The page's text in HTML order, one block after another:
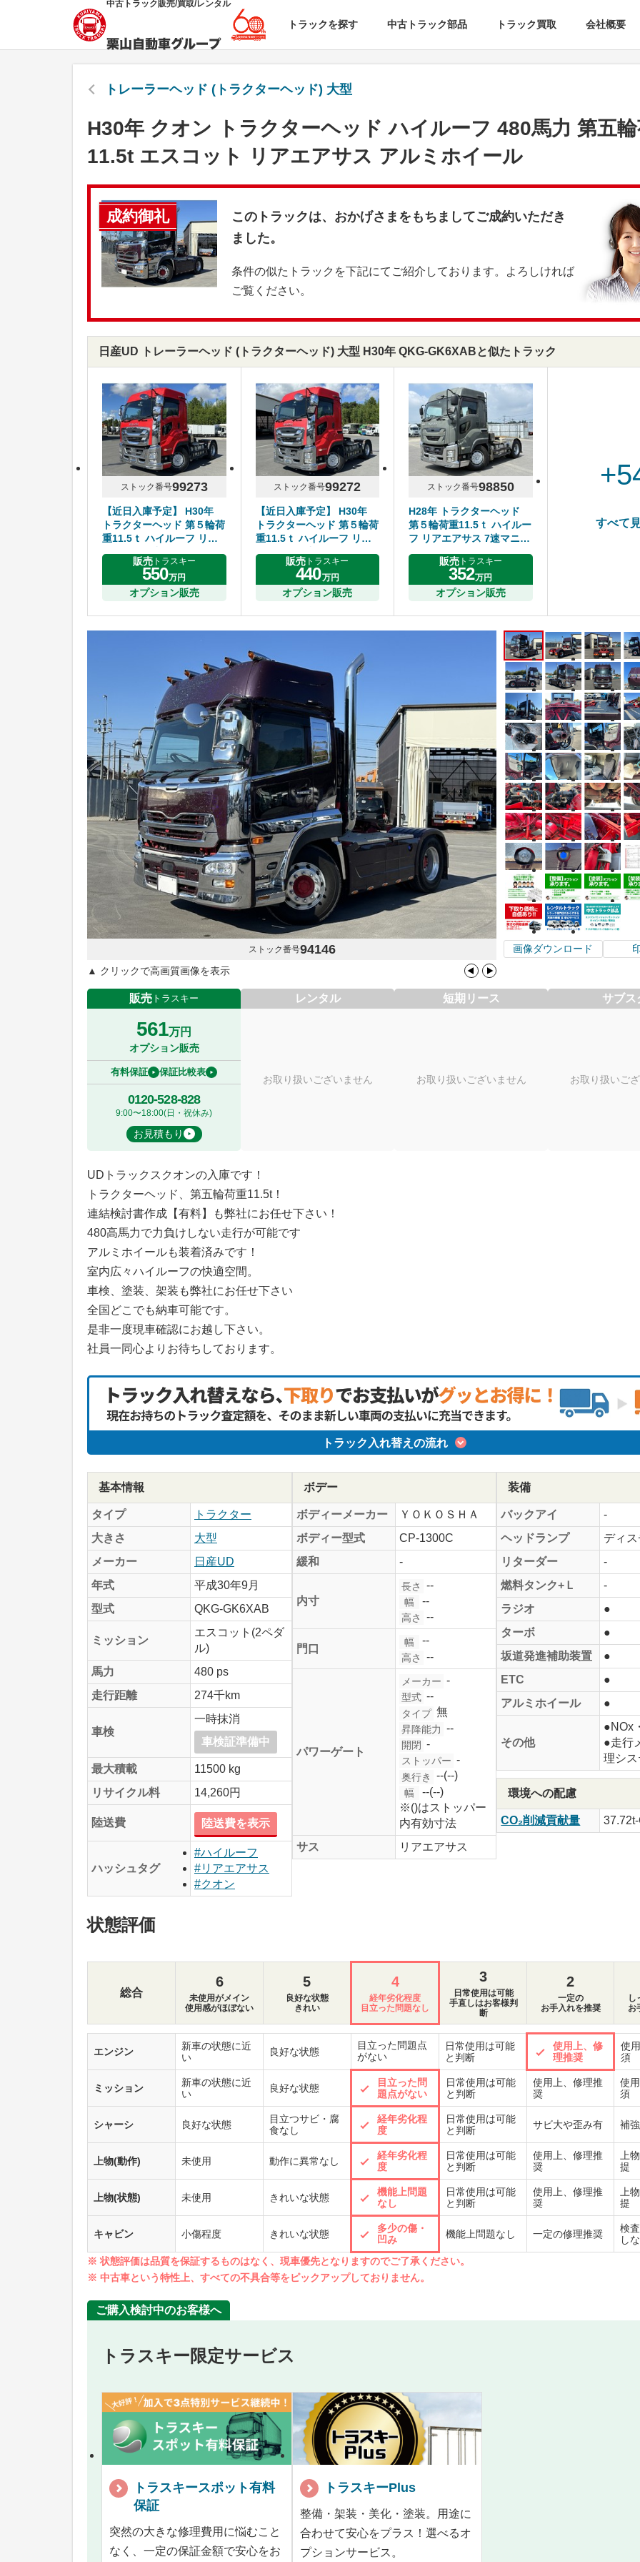
中古トラック販売/買取/レンタル
トラックを探す 中古トラック部品 トラック買取 会社概要
トレーラーヘッド (トラクターヘッド) 大型
H30年 クオン トラクターヘッド ハイルーフ 480馬力 第五
11.5t エスコット リアエアサス アルミホイール
成約御礼
このトラックは、おかげさまをもちましてご成約いただき
ました。
条件の似たトラックを下記にてご紹介しております。よろしければ
ご覧ください。
日産UD トレーラーヘッド (トラクターヘッド) 大型 H30年 QKG-GK6XABと似たトラック
ストック番号99273
【近日入庫予定】 H30年
トラクターヘッド 第５輪荷
重11.5ｔ ハイルーフ リア
エアサス 7速マニュアル い
すゞギガ販売トラスキー
550万円
オプション販売
ストック番号99272
【近日入庫予定】 H30年
トラクターヘッド 第５輪荷
重11.5ｔ ハイルーフ リア
エアサス 7速マニュアル い
すゞギガ販売 トラスキー
440万円
オプション販売
ストック番号98850
H28年 トラクターヘッド
第５輪荷重11.5ｔ ハイルー
フ リアエアサス 7速マニュ
アル いすゞギガ
販売トラスキー
352万円
オプション販売
すべて
ストック番号94146
▲ クリックで高画質画像を表示
画像ダウンロード
販売 トラスキー
561万円
オプション販売
有料保証 保証比較表
0120-528-828
9:00〜18:00(日・祝休み)
お見積もり
レンタル
お取り扱いございません
短期リース
お取り扱いございません
サブス
お取り扱いご
UDトラックスクオンの入庫です！
トラクターヘッド、第五輪荷重11.5t！
連結検討書作成【有料】も弊社にお任せ下さい！
480高馬力で力負けしない走行が可能です
アルミホイールも装着済みです！
室内広々ハイルーフの快適空間。
車検、塗装、架装も弊社にお任せ下さい
全国どこでも納車可能です。
是非一度現車確認にお越し下さい。
社員一同心よりお待ちしております。
トラック入れ替えの流れ
基本情報
タイプ
トラクター
大きさ
大型
メーカー
日産UD
年式
平成30年9月
型式
QKG-GK6XAB
ミッション
エスコット(2ペダ
ル)
馬力
480 ps
走行距離
274千km
車検
一時抹消
車検証準備中
最大積載
11500 kg
リサイクル料
14,260円
陸送費 陸送費を表示
ハッシュタグ
#ハイルーフ
#リアエアサス
#クオン
ボデー
ボディーメーカー
ＹＯＫＯＳＨＡ
ボディー型式
CP-1300C
緩和
-
内寸
長さ --
幅 --
高さ --
門口
幅 --
高さ --
パワーゲート
メーカー -
型式 --
タイプ 無
昇降能力 --
開閉 -
ストッパー -
奥行き --(--)
幅
--(--)
※()はストッパー
内有効寸法
サス
リアエアサス
装備
バックアイ
-
ヘッドランプ
ディ
リターダー
-
燃料タンク+Ｌ
-
ラジオ
●
ターボ
●
坂道発進補助装置
●
ETC
●
アルミホイール
●
その他
●走行
理シ
環境への配慮
CO₂削減貢献量
状態評価
総合
6
未使用がメイン
使用感がほぼない
5
良好な状態
きれい
4
経年劣化程度
目立った問題なし
3
日常使用は可能
手直しはお客様判
断
2
一定の
お手入れを推奨
し
お
エンジン
新車の状態に近
い
良好な状態
目立った問題点
がない
日常使用は可能
と判断
使用上、修
理推奨
使
須
ミッション
新車の状態に近
い
良好な状態
目立った問
題点がない
日常使用は可能
と判断
使用上、修理推
奨
使
須
シャーシ 良好な状態
目立つサビ・腐
食なし
経年劣化程
度
日常使用は可能
と判断
サビ大や歪み有 補
上物(動作) 未使用 動作に異常なし
経年劣化程
度
日常使用は可能
と判断
使用上、修理推
奨
上
提
上物(状態) 未使用 きれいな状態
機能上問題
なし
日常使用は可能
と判断
使用上、修理推
奨
上
提
キャビン 小傷程度 きれいな状態
多少の傷・
凹み
機能上問題なし 一定の修理推奨
検
し
※ 状態評価は品質を保証するものはなく、現車優先となりますのでご了承ください。
※ 中古車という特性上、すべての不具合等をピックアップしておりません。
ご購入検討中のお客様へ
トラスキー限定サービス
トラスキースポット有料
保証
突然の大きな修理費用に悩むこと
なく、一定の保証金額で安心をお
トラスキーPlus
整備・架装・美化・塗装。用途に
合わせて安心をプラス！選べるオ
プションサービス。